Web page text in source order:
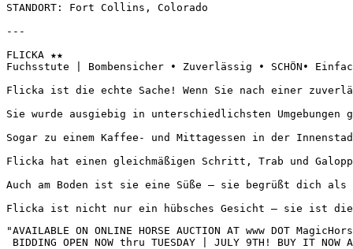
STANDORT: Fort Collins, Colorado
---
FLICKA ★★
Fuchsstute | Bombensicher • Zuverlässig • SCHÖN•
Flicka ist die echte Sache! Wenn Sie nach einer
Sie wurde ausgiebig in unterschiedlichsten
Sogar zu einem Kaffee- und Mittagessen in der
Flicka hat einen gleichmäßigen Schritt, Trab und
Auch am Boden ist sie eine Süße — sie begrüßt dich
Flicka ist nicht nur ein hübsches Gesicht — sie ist die
"AVAILABLE ON ONLINE HORSE AUCTION AT www DOT
BIDDING OPEN NOW thru TUESDAY | JULY 9TH! BUY IT NOW